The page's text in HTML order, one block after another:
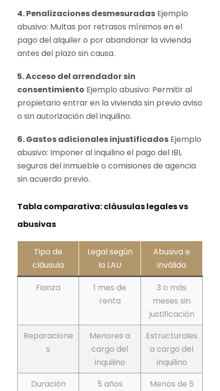
4. Penalizaciones desmesuradas Ejemplo
abusivo: Multas por retrasos mínimos en el
pago del alquiler o por abandonar la vivienda
antes del plazo sin causa.
5. Acceso del arrendador sin
consentimiento Ejemplo abusivo: Permitir al
propietario entrar en la vivienda sin previo aviso
o sin autorización del inquilino.
6. Gastos adicionales injustificados Ejemplo
abusivo: Imponer al inquilino el pago del IBI,
seguros del inmueble o comisiones de agencia
sin acuerdo previo.
Tabla comparativa: cláusulas legales vs
abusivas
Tipo de
cláusula
Legal según
la LAU
Abusiva e
inválida
Fianza
1 mes de
renta
3 o más
meses sin
justificación
Reparacione
s
Menores a
cargo del
inquilino
Estructurales
a cargo del
inquilino
Duración
5 años Menos de 5